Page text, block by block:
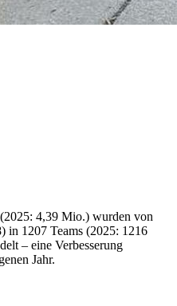
4,39 Mio.) wurden von
in 1207 Teams (2025: 1216
– eine Verbesserung
Jahr.